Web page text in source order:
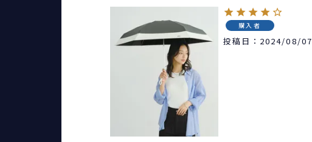
購入者
投稿日 2024/08/07